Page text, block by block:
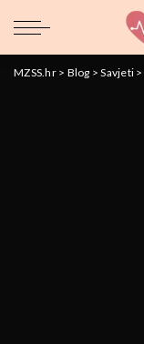
MZSS.hr> Blog >Savjeti >